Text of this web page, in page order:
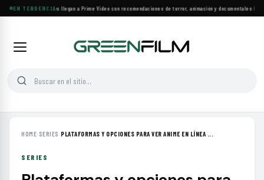
EN TENDENCIA
Más de 160 estrenos llegan a Prime Video con recomendaciones de terror, animación y documentales·Las
HOME› SERIES ›PLATAFORMAS Y OPCIONES PARA VER ANIME EN LÍNEA ...
SERIES